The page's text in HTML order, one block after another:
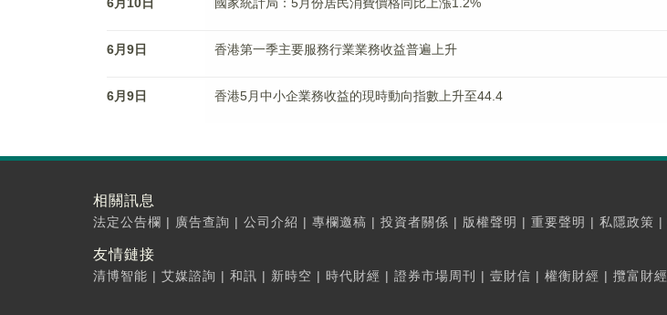
6月9日 香港第一季主要服務行業業務收益普遍上升
6月9日 香港5月中小企業務收益的現時動向指數上升至44.4
相關訊息
法定公告欄 | 廣告查詢 | 公司介紹 | 專欄邀稿 | 投資者關係 | 版權聲明 | 重要聲明 | 私隱政策 |
友情鏈接
清博智能 | 艾媒諮詢 | 和訊 | 新時空 | 時代財經 | 證券市場周刊 | 壹財信 | 權衡財經 | 攬富財經